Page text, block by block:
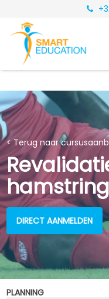
< Terug naar
DIRECT AANMELDEN
PLANNING